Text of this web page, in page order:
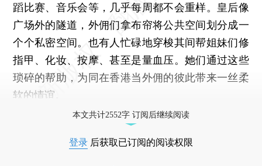
蹈比赛、音乐会等，几乎每周都不会重样。皇后像
广场外的隧道，外佣们拿布帘将公共空间划分成一
个个私密空间。也有人忙碌地穿梭其间帮姐妹们修
指甲、化妆、按摩、甚至是量血压。她们通过这些
琐碎的帮助，为同在香港当外佣的彼此带来一丝柔
软的情谊。
本文共计2552字 订阅后继续阅读
登录 后获取已订阅的阅读权限